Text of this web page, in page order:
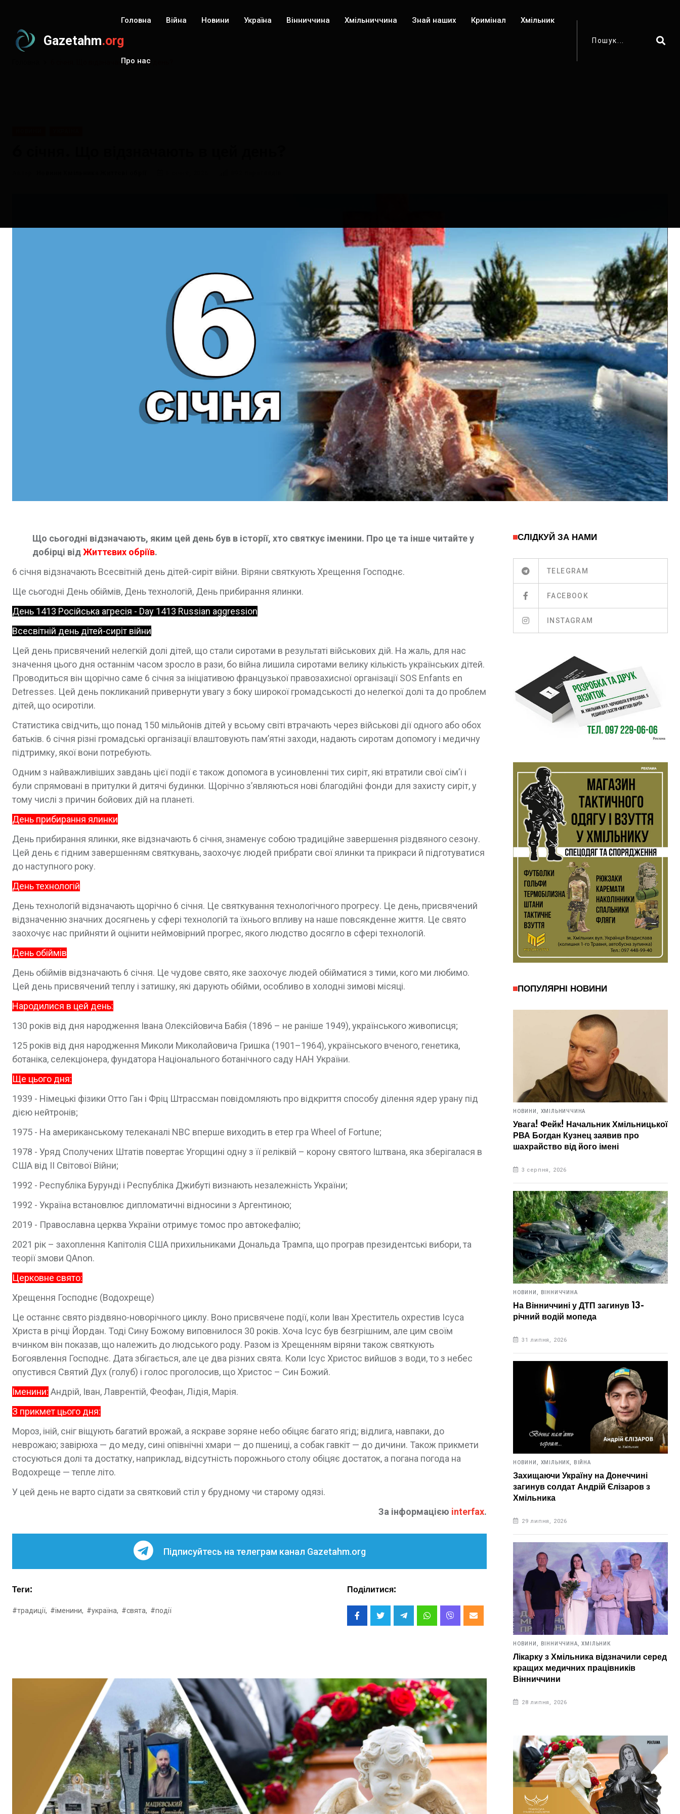
Gazetahm.org
Головна Війна Новини Україна Вінниччина Хмільниччина Знай наших Кримінал Хмільник
Про нас
6 січня. Що відзначають в цей день?
Що сьогодні відзначають, яким цей день був в історії, хто святкує іменини. Про це та інше читайте у
добірці відЖиттєвих обріїв.
6 січня відзначають Всесвітній день дітей-сиріт війни. Віряни святкують Хрещення Господнє.
Ще сьогодні День обіймів, День технологій, День прибирання ялинки.
День 1413 Російська агресія - Day 1413 Russian aggression
Всесвітній день дітей-сиріт війни
Цей день присвячений нелегкій долі дітей, що стали сиротами в результаті військових дій. На жаль, для нас
значення цього дня останнім часом зросло в рази, бо війна лишила сиротами велику кількість українських дітей.
Проводиться він щорічно саме 6 січня за ініціативою французької правозахисної організації SOS Enfants en
Detresses. Цей день покликаний привернути увагу з боку широкої громадськості до нелегкої долі та до проблем
дітей, що осиротіли.
Статистика свідчить, що понад 150 мільйонів дітей у всьому світі втрачають через військові дії одного або обох
батьків. 6 січня різні громадські організації влаштовують пам’ятні заходи, надають сиротам допомогу і медичну
підтримку, якої вони потребують.
Одним з найважливіших завдань цієї події є також допомога в усиновленні тих сиріт, які втратили свої сім’ї і
були спрямовані в притулки й дитячі будинки. Щорічно з’являються нові благодійні фонди для захисту сиріт, у
тому числі з причин бойових дій на планеті.
День прибирання ялинки
День прибирання ялинки, яке відзначають 6 січня, знаменує собою традиційне завершення різдвяного сезону.
Цей день є гідним завершенням святкувань, заохочує людей прибрати свої ялинки та прикраси й підготуватися
до наступного року.
День технологій
День технологій відзначають щорічно 6 січня. Це святкування технологічного прогресу. Це день, присвячений
відзначенню значних досягнень у сфері технологій та їхнього впливу на наше повсякденне життя. Це свято
заохочує нас прийняти й оцінити неймовірний прогрес, якого людство досягло в сфері технологій.
День обіймів
День обіймів відзначають 6 січня. Це чудове свято, яке заохочує людей обійматися з тими, кого ми любимо.
Цей день присвячений теплу і затишку, які дарують обійми, особливо в холодні зимові місяці.
Народилися в цей день:
130 років від дня народження Івана Олексійовича Бабія (1896 – не раніше 1949), українського живописця;
125 років від дня народження Миколи Миколайовича Гришка (1901–1964), українського вченого, генетика,
ботанiка, селекціонера, фундатора Національного ботанічного саду НАН України.
Ще цього дня:
1939 - Німецькі фізики Отто Ган і Фріц Штрассман повідомляють про відкриття способу ділення ядер урану під
дією нейтронів;
1975 - На американському телеканалі NBC вперше виходить в етер гра Wheel of Fortune;
1978 - Уряд Сполучених Штатів повертає Угорщині одну з її реліквій – корону святого Іштвана, яка зберігалася в
США від ІІ Світової Війни;
1992 - Республіка Бурунді і Республіка Джибуті визнають незалежність України;
1992 - Україна встановлює дипломатичні відносини з Аргентиною;
2019 - Православна церква України отримує томос про автокефалію;
2021 рік – захоплення Капітолія США прихильниками Дональда Трампа, що програв президентські вибори, та
теорії змови QAnon.
Церковне свято:
Хрещення Господнє (Водохреще)
Це останнє свято різдвяно-новорічного циклу. Воно присвячене події, коли Іван Хреститель охрестив Ісуса
Христа в річці Йордан. Тоді Сину Божому виповнилося 30 років. Хоча Ісус був безгрішним, але цим своїм
вчинком він показав, що належить до людського роду. Разом із Хрещенням віряни також святкують
Богоявлення Господнє. Дата збігається, але це два різних свята. Коли Ісус Христос вийшов з води, то з небес
опустився Святий Дух (голуб) і голос проголосив, що Христос – Син Божий.
Іменини: Андрій, Іван, Лаврентій, Феофан, Лідія, Марія.
З прикмет цього дня:
Мороз, іній, сніг віщують багатий врожай, а яскраве зоряне небо обіцяє багато ягід; відлига, навпаки, до
неврожаю; завірюха — до меду, сині опівнічні хмари — до пшениці, а собак гавкіт — до дичини. Також прикмети
стосуються долі та достатку, наприклад, відсутність порожнього столу обіцяє достаток, а погана погода на
Водохреще — тепле літо.
У цей день не варто сідати за святковий стіл у брудному чи старому одязі.
За інформацією interfax.
Підписуйтесь на телеграм канал Gazetahm.org
Теги:
#традиції, #іменини, #україна, #свята, #події
Поділитися:
СЛІДКУЙ ЗА НАМИ
TELEGRAM
FACEBOOK
INSTAGRAM
ПОПУЛЯРНІ НОВИНИ
НОВИНИ, ХМІЛЬНИЧЧИНА
Увага! Фейк! Начальник Хмільницької
РВА Богдан Кузнец заявив про
шахрайство від його імені
3 серпня, 2026
НОВИНИ, ВІННИЧЧИНА
На Вінниччині у ДТП загинув 13-
річний водій мопеда
31 липня, 2026
НОВИНИ, ХМІЛЬНИК, ВІЙНА
Захищаючи Україну на Донеччині
загинув солдат Андрій Єлізаров з
Хмільника
29 липня, 2026
НОВИНИ, ВІННИЧЧИНА, ХМІЛЬНИК
Лікарку з Хмільника відзначили серед
кращих медичних працівників
Вінниччини
28 липня, 2026